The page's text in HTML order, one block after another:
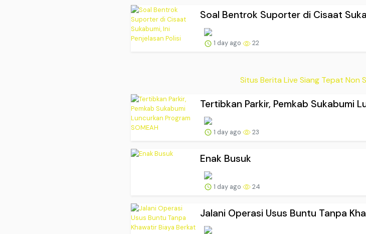
Soal Bentrok Suporter di Cisaat
1 day ago 22
Situs Berita Live Siang Tepat Non
Tertibkan Parkir, Pemkab Sukabumi
1 day ago 23
Enak Busuk
1 day ago 24
Jalani Operasi Usus Buntu Tanpa